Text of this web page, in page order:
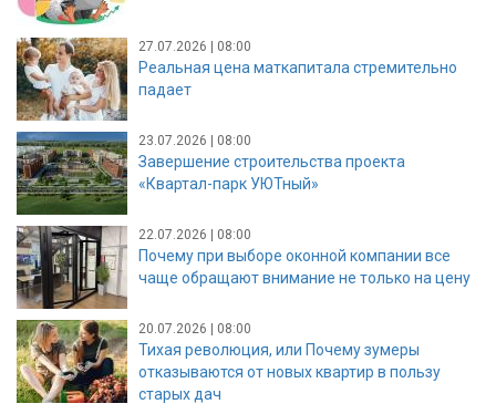
27.07.2026 | 08:00
Реальная цена маткапитала стремительно
падает
23.07.2026 | 08:00
Завершение строительства проекта
«Квартал-парк УЮТный»
22.07.2026 | 08:00
Почему при выборе оконной компании все
чаще обращают внимание не только на цену
20.07.2026 | 08:00
Тихая революция, или Почему зумеры
отказываются от новых квартир в пользу
старых дач